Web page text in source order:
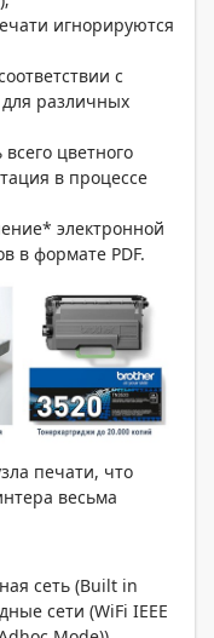
игнорируются
с
различных
всего цветного
в процессе
электронной
в формате PDF.
печати, что
весьма
сеть (Built in
сети (WiFi IEEE